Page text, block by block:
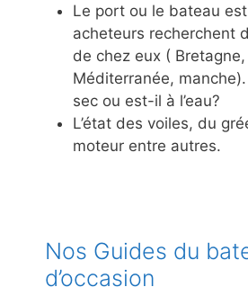
Le port ou le bateau
acheteurs recherchent
de chez eux (
Méditerranée,
sec ou est-il à l’eau?
L’état des voiles, du
moteur entre autres.
Nos Guides du
d’occasion